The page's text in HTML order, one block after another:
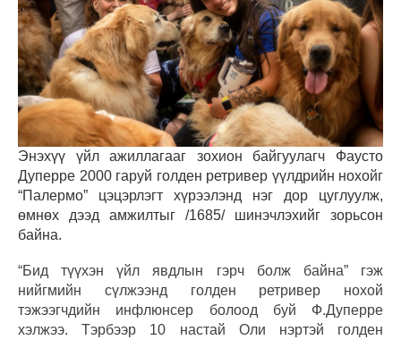
Энэхүү үйл ажиллагааг зохион байгуулагч Фаусто
Дуперре 2000 гаруй голден ретривер үүлдрийн нохойг
“Палермо” цэцэрлэгт хүрээлэнд нэг дор цуглуулж,
өмнөх дээд амжилтыг /1685/ шинэчлэхийг зорьсон
байна.
“Бид түүхэн үйл явдлын гэрч болж байна” гэж
нийгмийн сүлжээнд голден ретривер нохой
тэжээгчдийн инфлюнсер болоод буй Ф.Дуперре
хэлжээ. Тэрбээр 10 настай Оли нэртэй голден